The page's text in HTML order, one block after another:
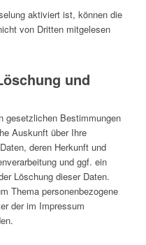
aktiviert ist, können die
von Dritten mitgelesen
und
gesetzlichen Bestimmungen
Auskunft über Ihre
deren Herkunft und
und ggf. ein
Löschung dieser Daten.
Thema personenbezogene
der im Impressum